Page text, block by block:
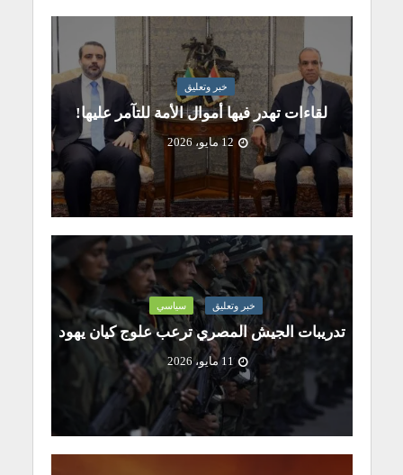
خبر وتعليق
لقاءات تهدر فيها أموال الأمة للتآمر عليها!
12 مايو، 2026
خبر وتعليق سياسي
تدريبات الجيش المصري ترعب علوج كيان يهود
11 مايو، 2026